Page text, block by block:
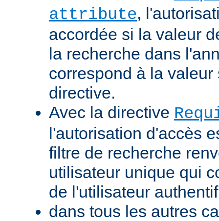
attribute,
accordée si la valeur
la recherche dans
correspond à la
directive.
Avec la directive
l'autorisation d'accès
filtre de recherche
utilisateur unique qui
de l'utilisateur
dans tous les autres